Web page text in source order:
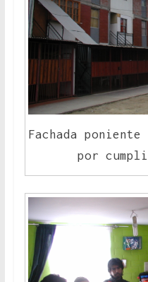
Fachada
por